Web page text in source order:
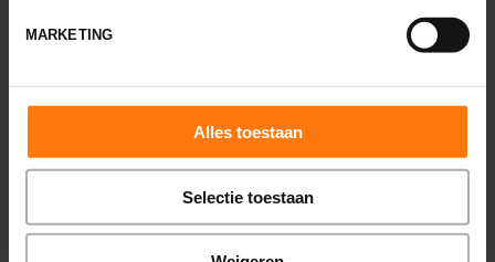
MARKETING
Alles toestaan
Selectie toestaan
wanneer er sprake is van gewrichtsproblemen. In
dit geval kunnen we manipulaties en mobilisaties